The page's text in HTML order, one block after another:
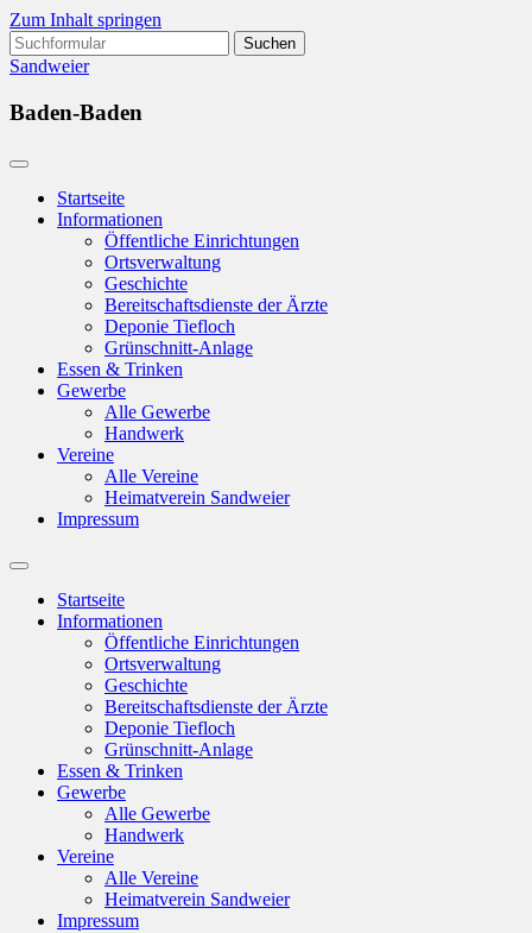
Zum Inhalt springen
Suchen
nach:
Sandweier
Baden-Baden
Startseite
Informationen
Öffentliche Einrichtungen
Ortsverwaltung
Geschichte
Bereitschaftsdienste der Ärzte
Deponie Tiefloch
Grünschnitt-Anlage
Essen & Trinken
Gewerbe
Alle Gewerbe
Handwerk
Vereine
Alle Vereine
Heimatverein Sandweier
Impressum
Suchfeld
ein-/ausblenden
Startseite
Informationen
Öffentliche Einrichtungen
Ortsverwaltung
Geschichte
Bereitschaftsdienste der Ärzte
Deponie Tiefloch
Grünschnitt-Anlage
Essen & Trinken
Gewerbe
Alle Gewerbe
Handwerk
Vereine
Alle Vereine
Heimatverein Sandweier
Impressum